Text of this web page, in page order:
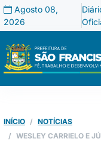
Agosto 08,
2026
INÍCIO
NOTÍCIAS
WESLEY CARRIELO E